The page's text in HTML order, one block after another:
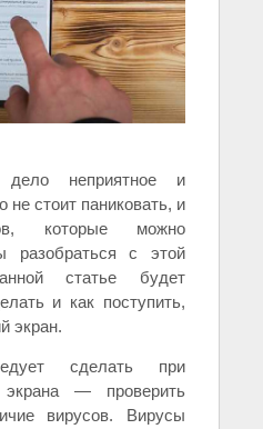
неприятное и
не стоит паниковать, и
которые можно
разобраться с этой
статье будет
и как поступить,
экран.
сделать при
экрана — проверить
вирусов. Вирусы